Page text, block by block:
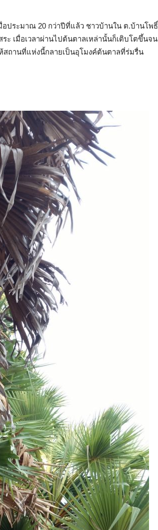
ประมาณ 20 กว่าปีที่แล้ว ชาวบ้านใน ต.บ้านโพธิ์
ะ เมื่อเวลาผ่านไปต้นตาลเหล่านั้นก็เติบโตขึ้นจน
สถานที่แห่งนี้กลายเป็นอุโมงค์ต้นตาลที่ร่มรื่น